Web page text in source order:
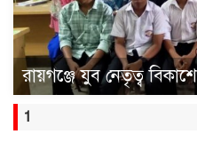
রায়গঞ্জে যুব নেতৃত্ব
1